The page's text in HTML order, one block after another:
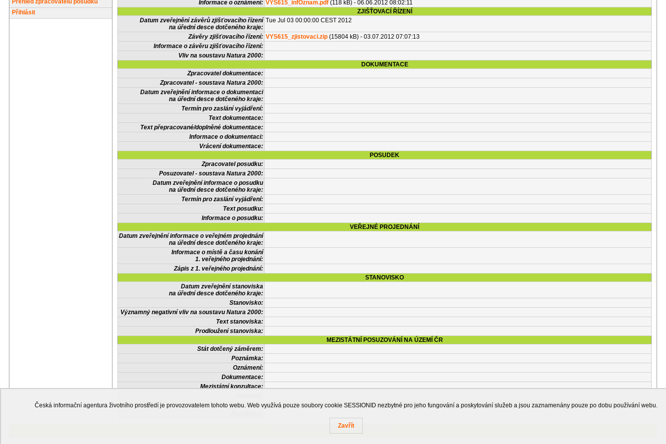
Přehled zpracovatelů posudků
Přihlásit
Informace o oznámení: VYS615_infOznam.pdf (118 kB) - 06.06.2012 08:02:11
ZJIŠŤOVACÍ ŘÍZENÍ
Datum zveřejnění závěrů zjišťovacího řízení
na úřední desce dotčeného kraje:
Tue Jul 03 00:00:00 CEST 2012
Závěry zjišťovacího řízení: VYS615_zjistovaci.zip (15804 kB) - 03.07.2012 07:07:13
Informace o závěru zjišťovacího řízení:
Vliv na soustavu Natura 2000:
DOKUMENTACE
Zpracovatel dokumentace:
Zpracovatel - soustava Natura 2000:
Datum zveřejnění informace o dokumentaci
na úřední desce dotčeného kraje:
Termín pro zaslání vyjádření:
Text dokumentace:
Text přepracované/doplněné dokumentace:
Informace o dokumentaci:
Vrácení dokumentace:
POSUDEK
Zpracovatel posudku:
Posuzovatel - soustava Natura 2000:
Datum zveřejnění informace o posudku
na úřední desce dotčeného kraje:
Termín pro zaslání vyjádření:
Text posudku:
Informace o posudku:
VEŘEJNÉ PROJEDNÁNÍ
Datum zveřejnění informace o veřejném projednání
na úřední desce dotčeného kraje:
Informace o místě a času konání
1. veřejného projednání:
Zápis z 1. veřejného projednání:
STANOVISKO
Datum zveřejnění stanoviska
na úřední desce dotčeného kraje:
Stanovisko:
Významný negativní vliv na soustavu Natura 2000:
Text stanoviska:
Prodloužení stanoviska:
MEZISTÁTNÍ POSUZOVÁNÍ NA ÚZEMÍ ČR
Stát dotčený záměrem:
Poznámka:
Oznámení:
Dokumentace:
Mezistátní konzultace:
OSTATNÍ INFORMACE
Česká informační agentura životního prostředí
Česká informační agentura životního prostředí je provozovatelem tohoto webu. Web využívá pouze soubory cookie SESSIONID nezbytné pro jeho fungování a poskytování služeb a jsou zaznamenány pouze po dobu používání webu.
Zavřít